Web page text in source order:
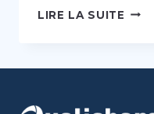
LIRE LA SUITE